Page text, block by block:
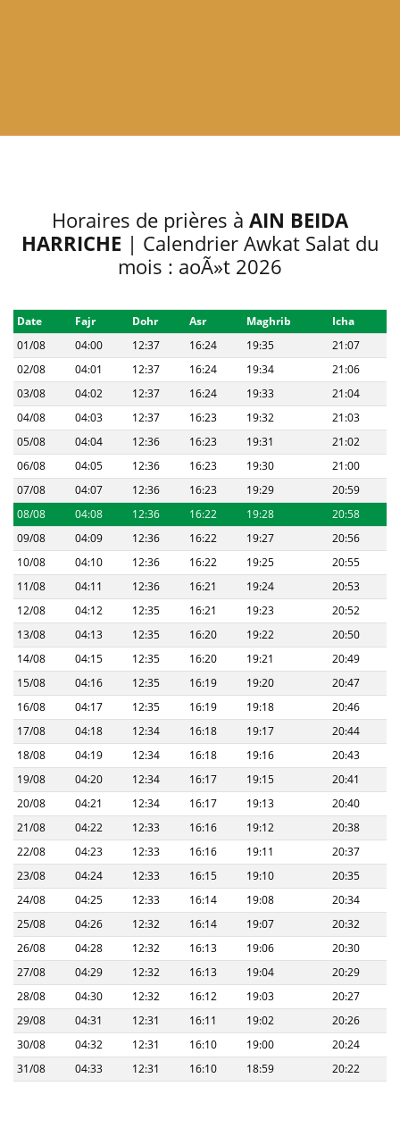
Horaires de prières à AIN BEIDA
HARRICHE | Calendrier Awkat Salat du
mois : aoÃ»t 2026
Date Fajr Dohr Asr Maghrib
Icha
01/08
04:00 12:37 16:24 19:35
21:07
02/08
04:01 12:37 16:24 19:34
21:06
03/08
04:02 12:37 16:24 19:33
21:04
04/08
04:03 12:37 16:23 19:32
21:03
05/08
04:04 12:36 16:23 19:31
21:02
06/08
04:05 12:36 16:23 19:30
21:00
07/08
04:07 12:36 16:23 19:29
20:59
08/08
04:08 12:36 16:22 19:28
20:58
09/08
04:09 12:36 16:22 19:27
20:56
10/08
04:10 12:36 16:22 19:25
20:55
11/08
04:11 12:36 16:21 19:24
20:53
12/08
04:12 12:35 16:21 19:23
20:52
13/08
04:13 12:35 16:20 19:22
20:50
14/08
04:15 12:35 16:20 19:21
20:49
15/08
04:16 12:35 16:19 19:20
20:47
16/08
04:17 12:35 16:19 19:18
20:46
17/08
04:18 12:34 16:18 19:17
20:44
18/08
04:19 12:34 16:18 19:16
20:43
19/08
04:20 12:34 16:17 19:15
20:41
20/08
04:21 12:34 16:17 19:13
20:40
21/08
04:22 12:33 16:16 19:12
20:38
22/08
04:23 12:33 16:16 19:11
20:37
23/08
04:24 12:33 16:15 19:10
20:35
24/08
04:25 12:33 16:14 19:08
20:34
25/08
04:26 12:32 16:14 19:07
20:32
26/08
04:28 12:32 16:13 19:06
20:30
27/08
04:29 12:32 16:13 19:04
20:29
28/08
04:30 12:32 16:12 19:03
20:27
29/08
04:31 12:31 16:11 19:02
20:26
30/08
04:32 12:31 16:10 19:00
20:24
31/08
04:33 12:31 16:10 18:59 20:22